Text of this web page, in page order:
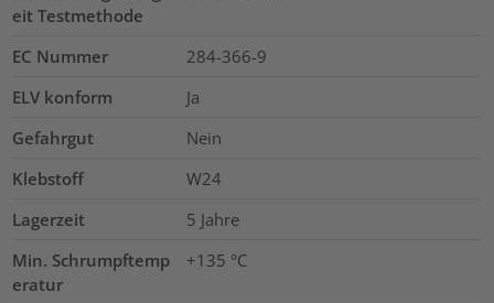
eit Testmethode
EC Nummer
284-366-9
ELV konform
Ja
Gefahrgut
Nein
Klebstoff
W24
Lagerzeit
5 Jahre
Min. Schrumpftemp
eratur
+135 °C